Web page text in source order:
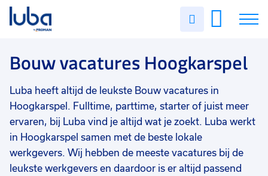
Uren
Vacatures
Over ons
Voor werkgevers
Contact
Bouw vacatures Hoogkarspel
Luba heeft altijd de leukste Bouw vacatures in
Hoogkarspel. Fulltime, parttime, starter of juist meer
ervaren, bij Luba vind je altijd wat je zoekt. Luba werkt
in Hoogkarspel samen met de beste lokale
werkgevers. Wij hebben de meeste vacatures bij de
leukste werkgevers en daardoor is er altijd passend
Filter vacatures
Vakgebied 0
Bouw
Opleidingsniveau
Soort contract 0
Uitzicht op vast 4
Vast 3